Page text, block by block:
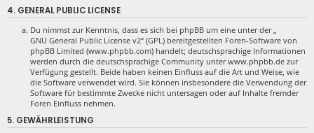
4. GENERAL PUBLIC LICENSE
Du nimmst zur Kenntnis, dass es sich bei phpBB um eine unter der „
GNU General Public License v2“ (GPL) bereitgestellten Foren-Software von
phpBB Limited (www.phpbb.com) handelt; deutschsprachige Informationen
werden durch die deutschsprachige Community unter www.phpbb.de zur
Verfügung gestellt. Beide haben keinen Einfluss auf die Art und Weise, wie
die Software verwendet wird. Sie können insbesondere die Verwendung der
Software für bestimmte Zwecke nicht untersagen oder auf Inhalte fremder
Foren Einfluss nehmen.
5. GEWÄHRLEISTUNG